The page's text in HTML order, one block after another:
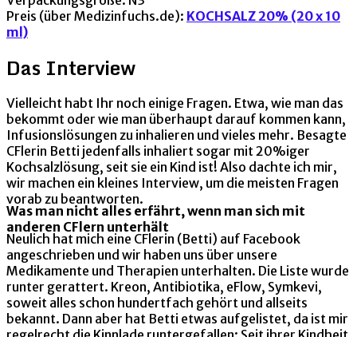
Preis (über Medizinfuchs.de): KOCHSALZ 20% (20 x 10
ml)
Das Interview
Vielleicht habt Ihr noch einige Fragen. Etwa, wie man das
bekommt oder wie man überhaupt darauf kommen kann,
Infusionslösungen zu inhalieren und vieles mehr. Besagte
CFlerin Betti jedenfalls inhaliert sogar mit 20%iger
Kochsalzlösung, seit sie ein Kind ist! Also dachte ich mir,
wir machen ein kleines Interview, um die meisten Fragen
vorab zu beantworten.
Was man nicht alles erfährt, wenn man sich mit
anderen CFlern unterhält
Neulich hat mich eine CFlerin (Betti) auf Facebook
angeschrieben und wir haben uns über unsere
Medikamente und Therapien unterhalten. Die Liste wurde
runter gerattert. Kreon, Antibiotika, eFlow, Symkevi,
soweit alles schon hundertfach gehört und allseits
bekannt. Dann aber hat Betti etwas aufgelistet, da ist mir